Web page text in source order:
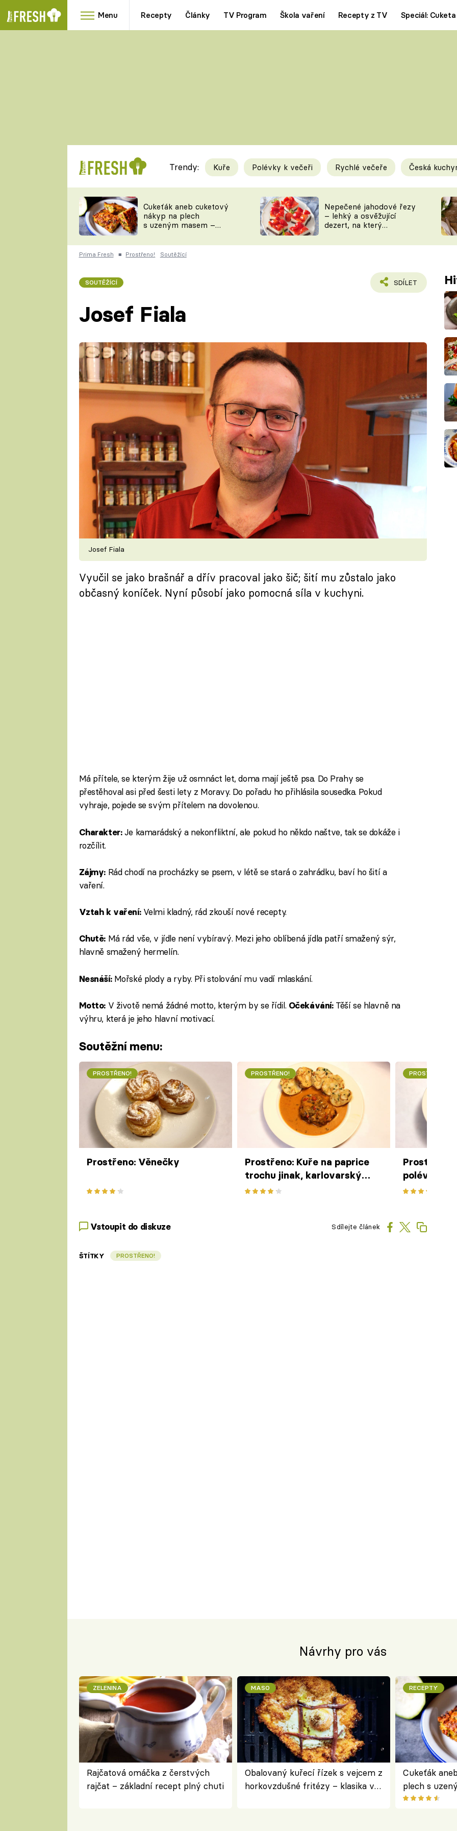
Menu Recepty Články TV Program Škola vaření Recepty z TV Speciál: Cuketa
RYCHLOVKY
Videorecepty
TEĎ VAŘÍ ŠÉF!
ČESKO NA TALÍŘI
Tipy a triky
KAM ZA JÍDLEM
VYCHYTÁVKY
ČASOPIS
Trendy: Kuře Polévky k večeři Rychlé večeře Česká
Cukeťák aneb cuketový
nákyp na plech
s uzeným masem –
zpracovat přerostlé
cukety
Nepečené jahodové řezy
– lehký a osvěžující
dezert, na který
Prima Fresh ■ Prostřeno! Soutěžící
SOUTĚŽÍCÍ SDÍLET
Josef Fiala
Josef Fiala
Vyučil se jako brašnář a dřív pracoval jako šič; šití mu zůstalo jako
občasný koníček. Nyní působí jako pomocná síla v kuchyni.
Má přítele, se kterým žije už osmnáct let, doma mají ještě psa. Do Prahy se
přestěhoval asi před šesti lety z Moravy. Do pořadu ho přihlásila sousedka. Pokud
vyhraje, pojede se svým přítelem na dovolenou.
Charakter: Je kamarádský a nekonfliktní, ale pokud ho někdo naštve, tak se dokáže i
rozčílit.
Zájmy: Rád chodí na procházky se psem, v létě se stará o zahrádku, baví ho šití a
vaření.
Vztah k vaření: Velmi kladný, rád zkouší nové recepty.
Chutě: Má rád vše, v jídle není vybíravý. Mezi jeho oblíbená jídla patří smažený sýr,
hlavně smažený hermelín.
Nesnáší: Mořské plody a ryby. Při stolování mu vadí mlaskání.
Motto: V životě nemá žádné motto, kterým by se řídil. Očekávání: Těší se hlavně na
výhru, která je jeho hlavní motivací.
Soutěžní menu:
PROSTŘENO!
Prostřeno: Věnečky
PROSTŘENO!
Prostřeno: Kuře na paprice
trochu jinak, karlovarský
knedlík
PROSTŘENO!
Prostřeno:
polévka
Vstoupit do diskuze Sdílejte článek
ŠTÍTKY PROSTŘENO!
Návrhy pro vás
ZELENINA
Rajčatová omáčka z čerstvých
rajčat – základní recept plný chuti
MASO
Obalovaný kuřecí řízek s vejcem z
horkovzdušné fritézy – klasika v
RECEPTY
Cukeťák
plech s
způsob, jak